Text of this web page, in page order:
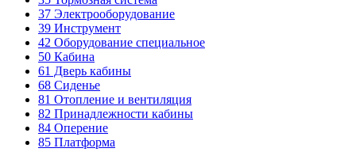
37 Электрооборудование
39 Инструмент
42 Оборудование специальное
50 Кабина
61 Дверь кабины
68 Сиденье
81 Отопление и вентиляция
82 Принадлежности кабины
84 Оперение
85 Платформа